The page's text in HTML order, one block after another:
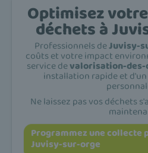
Optimisez
déchets à
Professionnels deJuvisy-
coûts et votre impact
service devalorisation-des-
installation rapide et
Ne laissez pas vos déchets
Programmez une collecte
Juvisy-sur-orge